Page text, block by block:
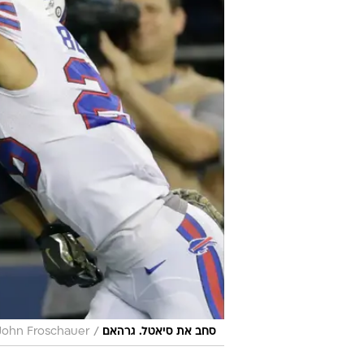
סחב את סיאטל. גרהאם /
Froschauer